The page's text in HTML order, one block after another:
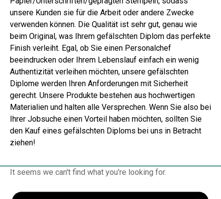
unsere Kunden sie für die Arbeit oder andere Zwecke
verwenden können. Die Qualität ist sehr gut, genau wie
beim Original, was Ihrem gefälschten Diplom das perfekte
Finish verleiht. Egal, ob Sie einen Personalchef
beeindrucken oder Ihrem Lebenslauf einfach ein wenig
Authentizität verleihen möchten, unsere gefälschten
Diplome werden Ihren Anforderungen mit Sicherheit
gerecht. Unsere Produkte bestehen aus hochwertigen
Materialien und halten alle Versprechen. Wenn Sie also bei
Ihrer Jobsuche einen Vorteil haben möchten, sollten Sie
den Kauf eines gefälschten Diploms bei uns in Betracht
ziehen!
It seems we can't find what you're looking for.